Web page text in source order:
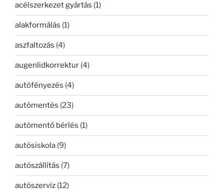
acélszerkezet gyártás (1)
alakformálás (1)
aszfaltozás (4)
augenlidkorrektur (4)
autófényezés (4)
autómentés (23)
autómentő bérlés (1)
autósiskola (9)
autószállítás (7)
autószerviz (12)